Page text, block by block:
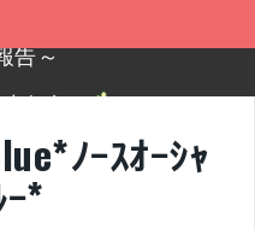
した〜
告ww
ーーー！！！
ﾉｰｽｵｰｼｬ
*